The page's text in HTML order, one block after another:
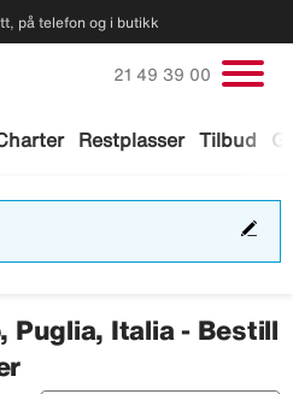
på telefon og i butikk
Restplasser Tilbud
Ring oss på
21 49 39 00
Puglia, Italia - Bestill